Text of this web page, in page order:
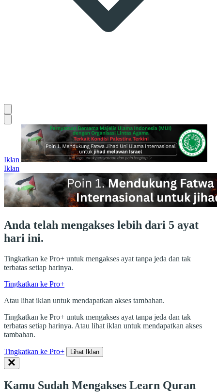
Iklan
Iklan
Anda telah mengakses lebih dari 5 ayat
hari ini.
Tingkatkan ke Pro+ untuk mengakses ayat tanpa jeda dan tak
terbatas setiap harinya.
Tingkatkan ke Pro+
Atau lihat iklan untuk mendapatkan akses tambahan.
Tingkatkan ke Pro+ untuk mengakses ayat tanpa jeda dan tak
terbatas setiap harinya. Atau lihat iklan untuk mendapatkan akses
tambahan.
Tingkatkan ke Pro+ Lihat Iklan
Kamu Sudah Mengakses Learn Quran